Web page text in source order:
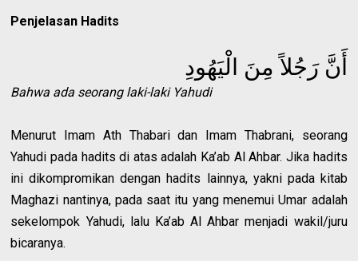
Penjelasan Hadits
أَنَّ رَجُلاً مِنَ الْيَهُودِ
Bahwa ada seorang laki-laki Yahudi
Menurut Imam Ath Thabari dan Imam Thabrani, seorang
Yahudi pada hadits di atas adalah Ka’ab Al Ahbar. Jika hadits
ini dikompromikan dengan hadits lainnya, yakni pada kitab
Maghazi nantinya, pada saat itu yang menemui Umar adalah
sekelompok Yahudi, lalu Ka’ab Al Ahbar menjadi wakil/juru
bicaranya.